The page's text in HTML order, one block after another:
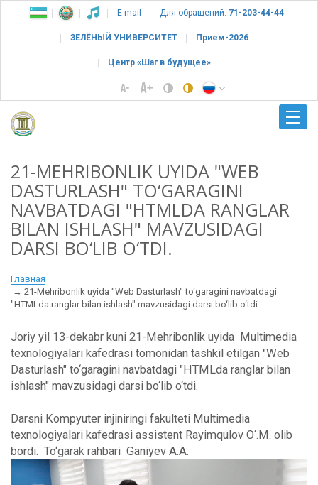
E-mail Для обращений: 71-203-44-44
ЗЕЛЁНЫЙ УНИВЕРСИТЕТ Прием-2026
Центр «Шаг в будущее»
21-MEHRIBONLIK UYIDA "WEB
DASTURLASH" TO‘GARAGINI
NAVBATDAGI "HTMLDA RANGLAR
BILAN ISHLASH" MAVZUSIDAGI
DARSI BO‘LIB O‘TDI.
Главная
21-Mehribonlik uyida "Web Dasturlash" to‘garagini navbatdagi
"HTMLda ranglar bilan ishlash" mavzusidagi darsi bo‘lib o‘tdi.
Joriy yil 13-dekabr kuni 21-Mehribonlik uyida Multimedia
texnologiyalari kafedrasi tomonidan tashkil etilgan "Web
Dasturlash" to‘garagini navbatdagi "HTMLda ranglar bilan
ishlash" mavzusidagi darsi bo‘lib o‘tdi.
Darsni Kompyuter injiniringi fakulteti Multimedia
texnologiyalari kafedrasi assistent Rayimqulov O‘.M. olib
bordi. To‘garak rahbari Ganiyev A.A.